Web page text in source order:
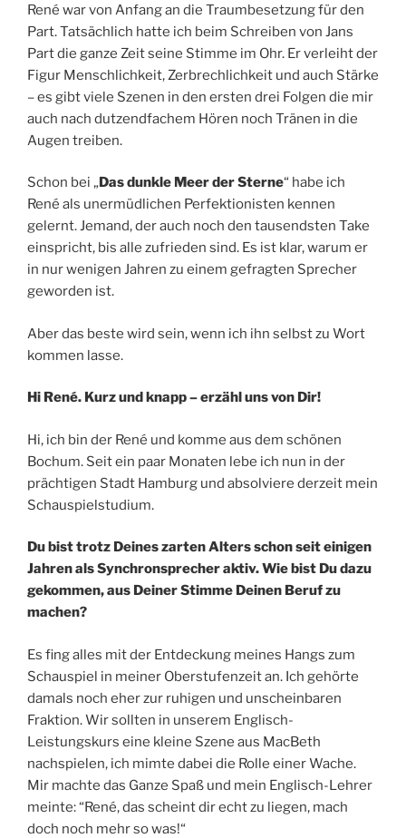
René war von Anfang an die Traumbesetzung für den
Part. Tatsächlich hatte ich beim Schreiben von Jans
Part die ganze Zeit seine Stimme im Ohr. Er verleiht der
Figur Menschlichkeit, Zerbrechlichkeit und auch Stärke
– es gibt viele Szenen in den ersten drei Folgen die mir
auch nach dutzendfachem Hören noch Tränen in die
Augen treiben.
Schon bei „Das dunkle Meer der Sterne“ habe ich
René als unermüdlichen Perfektionisten kennen
gelernt. Jemand, der auch noch den tausendsten Take
einspricht, bis alle zufrieden sind. Es ist klar, warum er
in nur wenigen Jahren zu einem gefragten Sprecher
geworden ist.
Aber das beste wird sein, wenn ich ihn selbst zu Wort
kommen lasse.
Hi René. Kurz und knapp – erzähl uns von Dir!
Hi, ich bin der René und komme aus dem schönen
Bochum. Seit ein paar Monaten lebe ich nun in der
prächtigen Stadt Hamburg und absolviere derzeit mein
Schauspielstudium.
Du bist trotz Deines zarten Alters schon seit einigen
Jahren als Synchronsprecher aktiv. Wie bist Du dazu
gekommen, aus Deiner Stimme Deinen Beruf zu
machen?
Es fing alles mit der Entdeckung meines Hangs zum
Schauspiel in meiner Oberstufenzeit an. Ich gehörte
damals noch eher zur ruhigen und unscheinbaren
Fraktion. Wir sollten in unserem Englisch-
Leistungskurs eine kleine Szene aus MacBeth
nachspielen, ich mimte dabei die Rolle einer Wache.
Mir machte das Ganze Spaß und mein Englisch-Lehrer
meinte: “René, das scheint dir echt zu liegen, mach
doch noch mehr so was!“